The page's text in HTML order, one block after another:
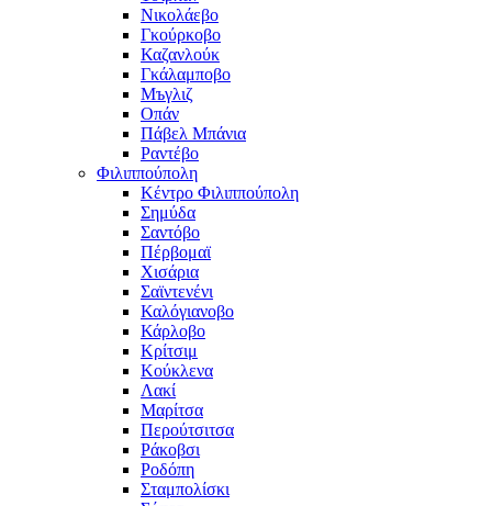
Νικολάεβο
Γκούρκοβο
Καζανλούκ
Γκάλαμποβο
Μъγλιζ
Οπάν
Πάβελ Μπάνια
Ραντέβο
Φιλιππούπολη
Κέντρο Φιλιππούπολη
Σημύδα
Σαντόβο
Πέρβομαϊ
Χισάρια
Σαϊντενένι
Καλόγιανοβο
Κάρλοβο
Κρίτσιμ
Κούκλενα
Λακί
Μαρίτσα
Περούτσιτσα
Ράκοβσι
Ροδόπη
Σταμπολίσκι